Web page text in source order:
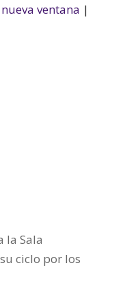
ventana |
la Sala
ciclo por los